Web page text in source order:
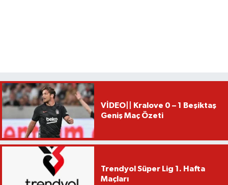
VİDEO|| Kralove 0 – 1 Beşiktaş
Geniş Maç Özeti
Trendyol Süper Lig 1. Hafta
Maçları